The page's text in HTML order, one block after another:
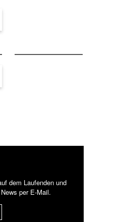
dem Laufenden und
per E-Mail.